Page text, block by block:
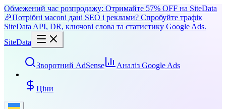
Обмежений час розпродажу: Отримайте 57% OFF на SiteData
🎉Потрібні масові дані SEO і реклами? Спробуйте трафік
SiteData API, DR, ключові слова та статистику Google Ads.
SiteData
Зворотний AdSense Аналіз Google Ads
Ціни